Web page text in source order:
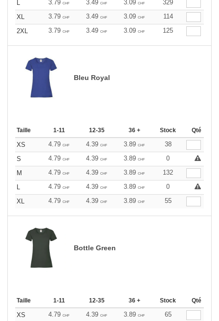
L 3.79 CHF 3.49 CHF 3.09 CHF
329
XL
3.79 CHF 3.49 CHF 3.09 CHF
114
2XL
3.79 CHF 3.49 CHF 3.09 CHF 125
Bleu Royal
Taille 1-11 12-35 36 + Stock Qté
XS 4.79 CHF 4.39 CHF 3.89 CHF
38
S
4.79 CHF 4.39 CHF 3.89 CHF
0
M
4.79 CHF 4.39 CHF 3.89 CHF
132
L
4.79 CHF 4.39 CHF 3.89 CHF
0
XL
4.79 CHF 4.39 CHF 3.89 CHF 55
Bottle Green
Taille 1-11 12-35 36 + Stock Qté
XS 4.79 CHF 4.39 CHF 3.89 CHF
65